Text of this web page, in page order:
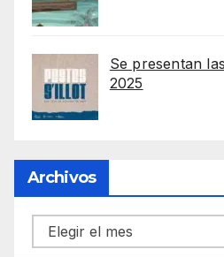
Se presentan
2025
Archivos
Archivos